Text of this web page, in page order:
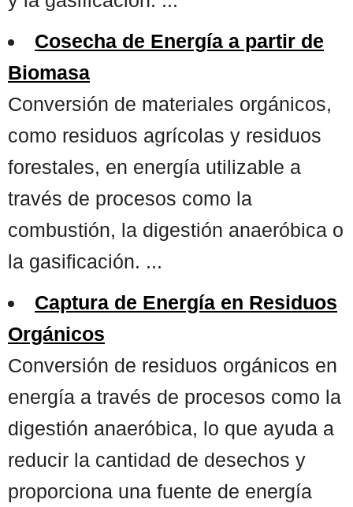
Cosecha de Energía a partir de
Biomasa
Conversión de materiales orgánicos,
como residuos agrícolas y residuos
forestales, en energía utilizable a
través de procesos como la
combustión, la digestión anaeróbica o
la gasificación. ...
Captura de Energía en Residuos
Orgánicos
Conversión de residuos orgánicos en
energía a través de procesos como la
digestión anaeróbica, lo que ayuda a
reducir la cantidad de desechos y
proporciona una fuente de energía